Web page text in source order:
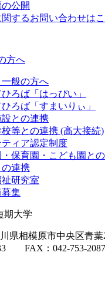
公開
するお問い合わせは
方へ
般の方へ
ろば「はっぴい」
ろば「すまいりぃ」
との連携
等との連携 (高大接続)
ティア認定制度
保育園・こども園と
連携
祉研究室
集
県相模原市中央区青葉
FAX：042-753-2087